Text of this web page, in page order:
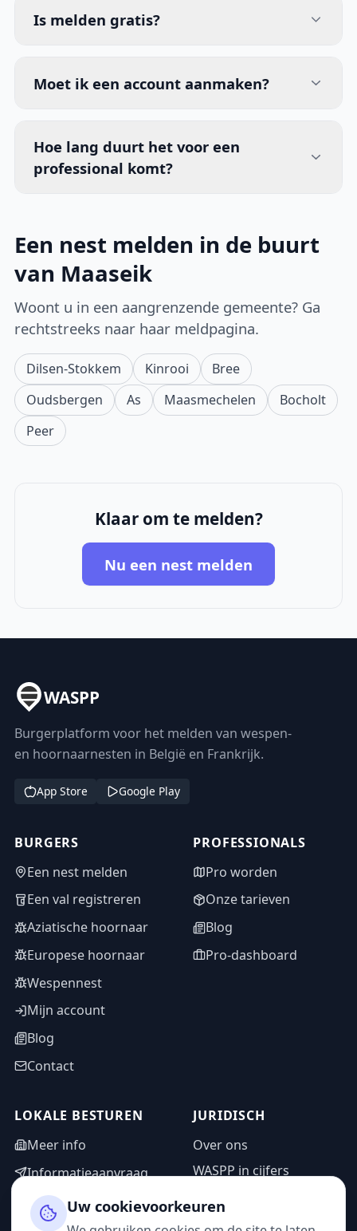
Is melden gratis?
Moet ik een account aanmaken?
Hoe lang duurt het voor een
professional komt?
Een nest melden in de buurt
van Maaseik
Woont u in een aangrenzende gemeente? Ga
rechtstreeks naar haar meldpagina.
Dilsen-Stokkem Kinrooi
Bree
Oudsbergen
As Maasmechelen
Bocholt
Peer
Klaar om te melden?
Nu een nest melden
WASPP
Burgerplatform voor het melden van wespen-
en hoornaarnesten in België en Frankrijk.
App Store Google Play
BURGERS
Een nest melden
Een val registreren
Aziatische hoornaar
Europese hoornaar
Wespennest
Mijn account
Blog
Contact
PROFESSIONALS
Pro worden
Onze tarieven
Blog
Pro-dashboard
LOKALE BESTUREN
Meer info
Informatieaanvraag
Adminzone
JURIDISCH
Over ons
WASPP in cijfers
Privacybeleid
Uw cookievoorkeuren